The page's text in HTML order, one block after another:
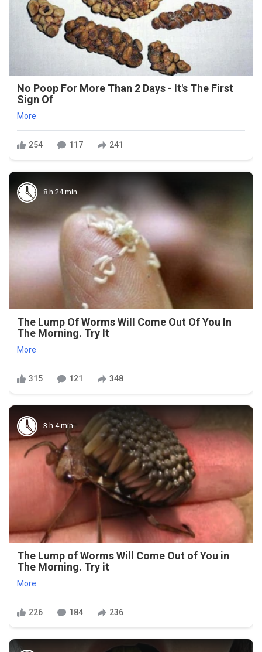
No Poop For More Than 2 Days - It's The First
Sign Of
More
254 117 241
8 h 24 min
The Lump Of Worms Will Come Out Of You In
The Morning. Try It
More
315 121 348
3 h 4 min
The Lump of Worms Will Come Out of You in
The Morning. Try it
More
226 184 236